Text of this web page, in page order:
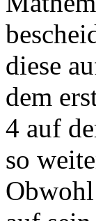
diese
dem
4 auf
so